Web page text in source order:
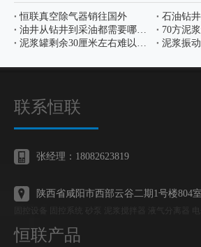
恒联真空除气器销往国外
石油钻
油井从钻井到采油都需要哪些工序
70方泥
泥浆罐剩余30厘米左右难以清除有好办法没有
联系恒联
张经理：18082623819
陕西省咸阳市西部云谷二期1号楼804室
恒联产品